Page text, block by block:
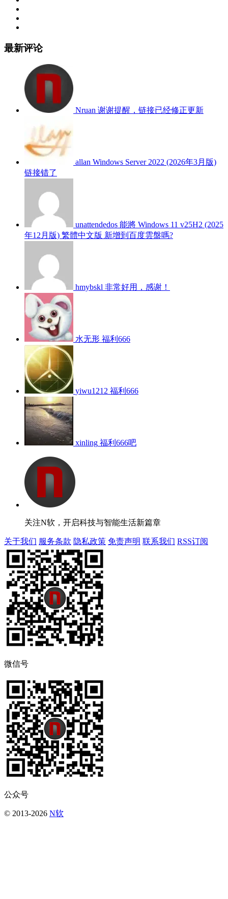
最新评论
Nruan 谢谢提醒，链接已经修正更新
allan Windows Server 2022 (2026年3月版)
链接错了
unattendedos 能將 Windows 11 v25H2 (2025
年12月版) 繁體中文版 新增到百度雲盤嗎?
hmybskl 非常好用，感谢！
水无形 福利666
yiwu1212 福利666
xinling 福利666吧
关注N软，开启科技与智能生活新篇章
关于我们 服务条款 隐私政策 免责声明 联系我们 RSS订阅
微信号
公众号
© 2013-2026 N软